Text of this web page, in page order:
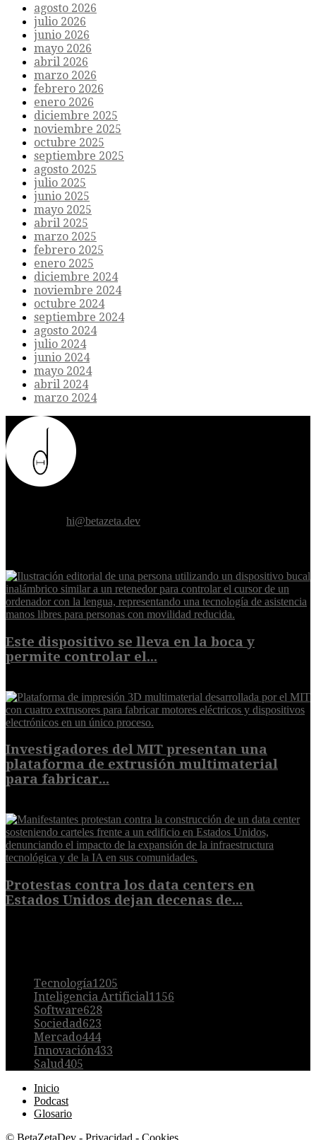
agosto 2026
julio 2026
junio 2026
mayo 2026
abril 2026
marzo 2026
febrero 2026
enero 2026
diciembre 2025
noviembre 2025
octubre 2025
septiembre 2025
agosto 2025
julio 2025
junio 2025
mayo 2025
abril 2025
marzo 2025
febrero 2025
enero 2025
diciembre 2024
noviembre 2024
octubre 2024
septiembre 2024
agosto 2024
julio 2024
junio 2024
mayo 2024
abril 2024
marzo 2024
hi@betazeta.dev
Este dispositivo se lleva en la boca y
permite controlar el...
Investigadores del MIT presentan una
plataforma de extrusión multimaterial
para fabricar...
Protestas contra los data centers en
Estados Unidos dejan decenas de...
Tecnología1205
Inteligencia Artificial1156
Software628
Sociedad623
Mercado444
Innovación433
Salud405
Inicio
Podcast
Glosario
© BetaZetaDev - Privacidad - Cookies